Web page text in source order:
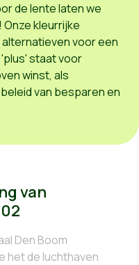
de lente laten we
kleurrijke
voor een
staat voor
winst, als
van besparen en
van
Den Boom
het de luchthaven